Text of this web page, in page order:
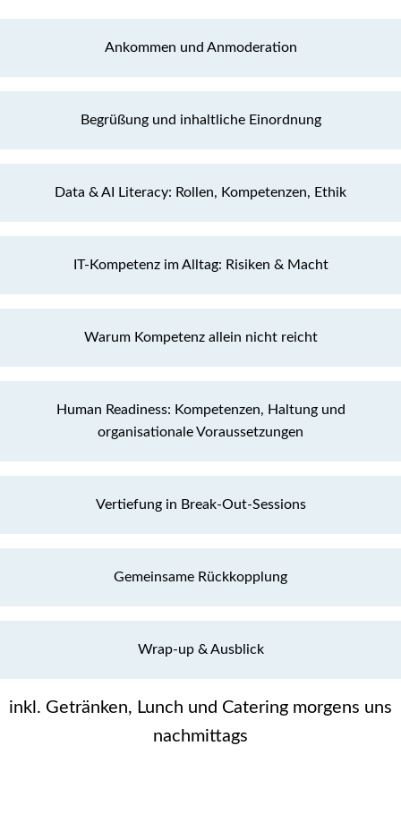
Ankommen und Anmoderation
Begrüßung und inhaltliche Einordnung
Data & AI Literacy: Rollen, Kompetenzen, Ethik
IT-Kompetenz im Alltag: Risiken & Macht
Warum Kompetenz allein nicht reicht
Human Readiness: Kompetenzen, Haltung und
organisationale Voraussetzungen
Vertiefung in Break-Out-Sessions
Gemeinsame Rückkopplung
Wrap-up & Ausblick
inkl. Getränken, Lunch und Catering morgens uns
nachmittags